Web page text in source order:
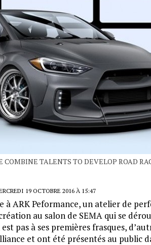
TALENTS TO DEVELOP ROAD
19 OCTOBRE 2016 À 15:47
à ARK Peformance, un atelier de
au salon de SEMA qui se
pas à ses premières frasques,
et ont été présentés au public